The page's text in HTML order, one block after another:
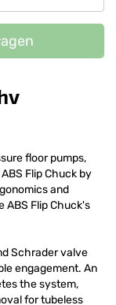
floor pumps,
Flip Chuck by
and
ABS Flip Chuck's
Schrader valve
engagement. An
the system,
for tubeless